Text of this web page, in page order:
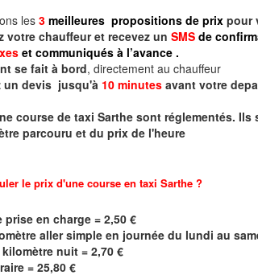
les 3 meilleures propositions de prix pour
votre chauffeur et recevez un SMS de
et communiqués à l’avance .
se fait à bord, directement au chauffeur
un devis jusqu'à 10 minutes avant votre
course de taxi Sarthe sont réglementés. Ils
parcouru et du prix de l'heure
le prix d'une course en taxi Sarthe ?
prise en charge = 2,50 €
aller simple en journée du lundi au
nuit = 2,70 €
= 25,80 €